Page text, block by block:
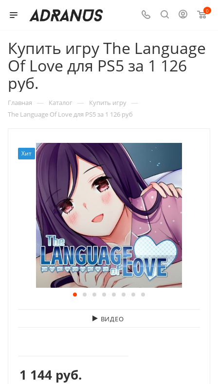
0
Купить игру The Language
Of Love для PS5 за 1 126
руб.
Главная — Каталог — Купить игру —
The Language Of Love для PS5 за 1 126 руб
Хит
ВИДЕО
1 144 руб.